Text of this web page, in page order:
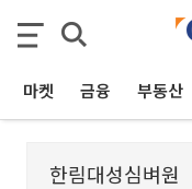
마켓 금융 부동산